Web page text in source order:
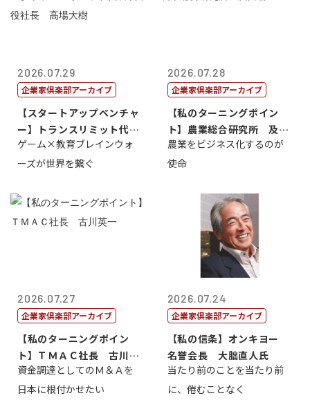
2026.07.29
企業家倶楽部アーカイブ
【スタートアップベンチャ
ー】トランスリミット代表
取締役社長 ...
ゲーム×教育ブレインウォ
ーズが世界を繋ぐ
2026.07.28
企業家倶楽部アーカイブ
【私のターニングポイン
ト】農業総合研究所 及川
智正
農業をビジネス化するのが
使命
2026.07.27
企業家倶楽部アーカイブ
【私のターニングポイン
ト】ＴＭＡＣ社長 古川英
一
資金調達としてのＭ＆Ａを
日本に根付かせたい
2026.07.24
企業家倶楽部アーカイブ
【私の信条】オンキヨー
名誉会長 大朏直人氏
当たり前のことを当たり前
に、倦むことなく